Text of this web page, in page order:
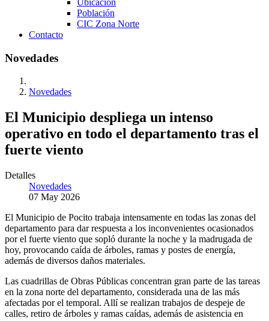
Ubicación
Población
CIC Zona Norte
Contacto
Novedades
Novedades
El Municipio despliega un intenso
operativo en todo el departamento tras el
fuerte viento
Detalles
Novedades
07 May 2026
El Municipio de Pocito trabaja intensamente en todas las zonas del
departamento para dar respuesta a los inconvenientes ocasionados
por el fuerte viento que sopló durante la noche y la madrugada de
hoy, provocando caída de árboles, ramas y postes de energía,
además de diversos daños materiales.
Las cuadrillas de Obras Públicas concentran gran parte de las tareas
en la zona norte del departamento, considerada una de las más
afectadas por el temporal. Allí se realizan trabajos de despeje de
calles, retiro de árboles y ramas caídas, además de asistencia en